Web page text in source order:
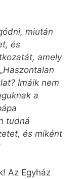
miután
és
amely
Imáik nem
a
tudná
és miként
Az Egyház